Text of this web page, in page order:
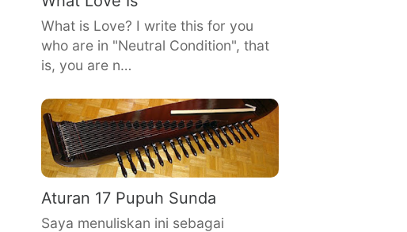
What is Love? I write this for you
who are in "Neutral Condition", that
is, you are n…
Aturan 17 Pupuh Sunda
Saya menuliskan ini sebagai